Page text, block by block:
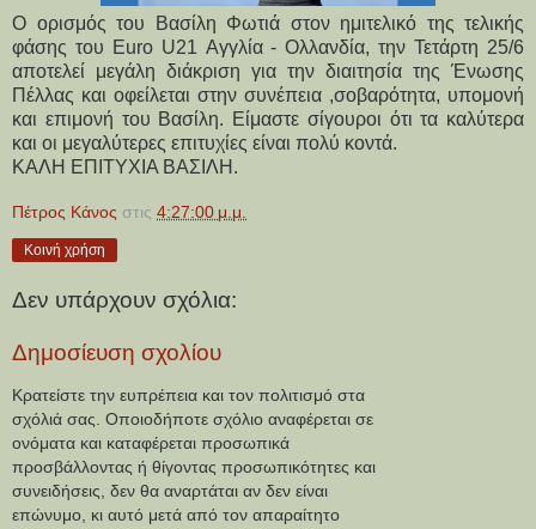
Ο ορισμός του Βασίλη Φωτιά στον ημιτελικό της τελικής
φάσης του Euro U21 Αγγλία - Ολλανδία, την Τετάρτη 25/6
αποτελεί μεγάλη διάκριση για την διαιτησία της Ένωσης
Πέλλας και οφείλεται στην συνέπεια ,σοβαρότητα, υπομονή
και επιμονή του Βασίλη. Είμαστε σίγουροι ότι τα καλύτερα
και οι μεγαλύτερες επιτυχίες είναι πολύ κοντά.
ΚΑΛΗ ΕΠΙΤΥΧΙΑ ΒΑΣΙΛΗ.
Πέτρος Κάνος στις 4:27:00 μ.μ.
Κοινή χρήση
Δεν υπάρχουν σχόλια:
Δημοσίευση σχολίου
Κρατείστε την ευπρέπεια και τον πολιτισμό στα
σχόλιά σας. Οποιοδήποτε σχόλιο αναφέρεται σε
ονόματα και καταφέρεται προσωπικά
προσβάλλοντας ή θίγοντας προσωπικότητες και
συνειδήσεις, δεν θα αναρτάται αν δεν είναι
επώνυμο, κι αυτό μετά από τον απαραίτητο